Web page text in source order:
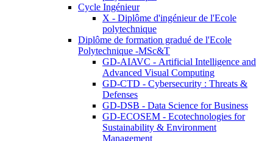
Cycle Ingénieur
X - Diplôme d'ingénieur de l'Ecole
polytechnique
Diplôme de formation gradué de l'Ecole
Polytechnique -MSc&T
GD-AIAVC - Artificial Intelligence and
Advanced Visual Computing
GD-CTD - Cybersecurity : Threats &
Defenses
GD-DSB - Data Science for Business
GD-ECOSEM - Ecotechnologies for
Sustainability & Environment
Management